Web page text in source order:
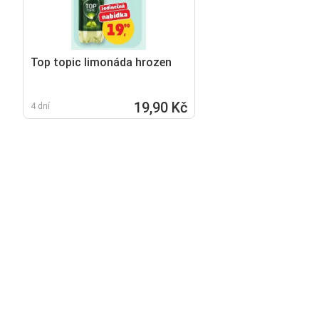
Top topic limonáda hrozen
4 dní 19,90 Kč